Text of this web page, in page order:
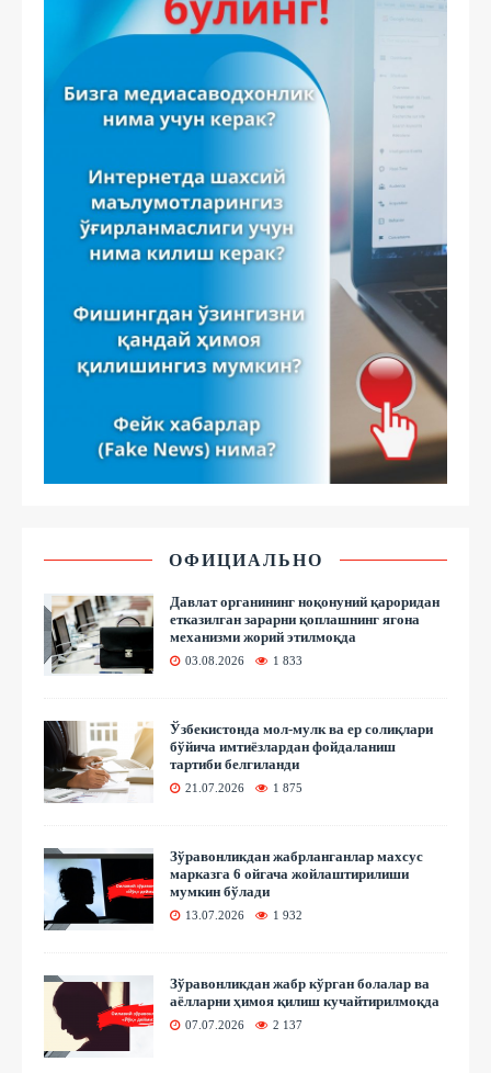
ОФИЦИАЛЬНО
Давлат органининг ноқонуний қароридан
етказилган зарарни қоплашнинг ягона
механизми жорий этилмоқда
03.08.2026 1 833
Ўзбекистонда мол-мулк ва ер солиқлари
бўйича имтиёзлардан фойдаланиш
тартиби белгиланди
21.07.2026 1 875
Зўравонликдан жабрланганлар махсус
марказга 6 ойгача жойлаштирилиши
мумкин бўлади
13.07.2026 1 932
Зўравонликдан жабр кўрган болалар ва
аёлларни ҳимоя қилиш кучайтирилмоқда
07.07.2026 2 137